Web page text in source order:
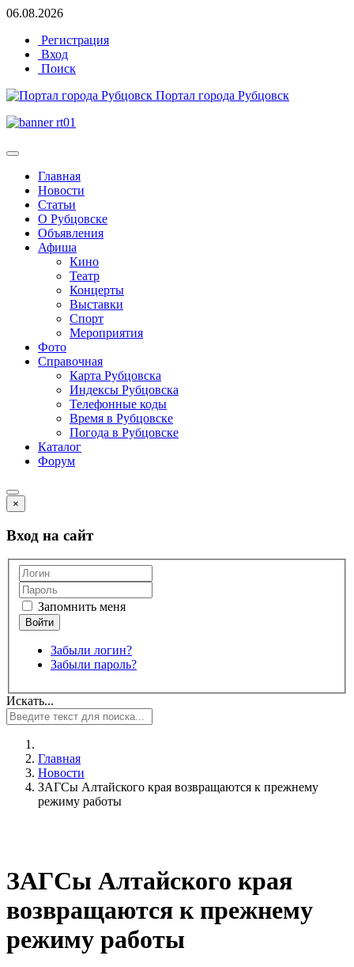
06.08.2026
Регистрация
Вход
Поиск
Портал города Рубцовск
Главная
Новости
Статьи
О Рубцовске
Объявления
Афиша
Кино
Театр
Концерты
Выставки
Спорт
Мероприятия
Фото
Справочная
Карта Рубцовска
Индексы Рубцовска
Телефонные коды
Время в Рубцовске
Погода в Рубцовске
Каталог
Форум
×
Вход на сайт
Запомнить меня
Забыли логин?
Забыли пароль?
Искать...
Главная
Новости
ЗАГСы Алтайского края возвращаются к прежнему
режиму работы
ЗАГСы Алтайского края
возвращаются к прежнему
режиму работы